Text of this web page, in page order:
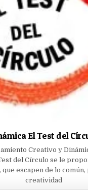
El Test del
Creativo y
del Círculo se le
escapen de lo
creatividad